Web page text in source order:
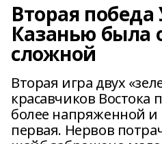
Вторая
Казанью была
сложной
Вторая игра двух
красавчиков Востока
более напряженной
первая. Нервов